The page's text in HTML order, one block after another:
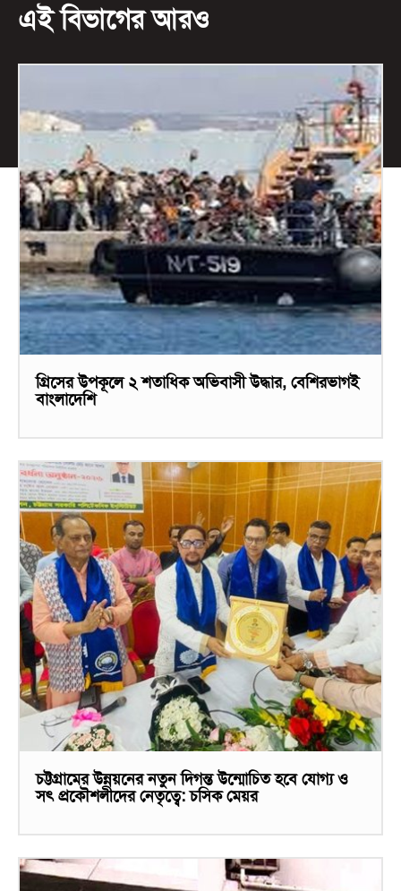
এই বিভাগের আরও
গ্রিসের উপকূলে ২ শতাধিক অভিবাসী উদ্ধার, বেশিরভাগই
বাংলাদেশি
চট্টগ্রামের উন্নয়নের নতুন দিগন্ত উন্মোচিত হবে যোগ্য ও
সৎ প্রকৌশলীদের নেতৃত্বে: চসিক মেয়র